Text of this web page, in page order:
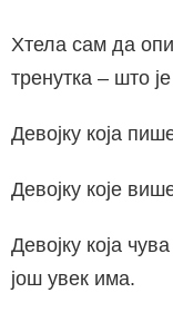
Хтела сам да
тренутка – што
Девојку која
Девојку које
Девојку која
још увек има.